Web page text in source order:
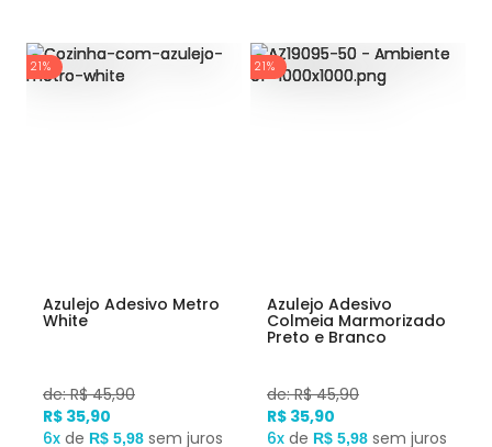
21%
Azulejo Adesivo Metro
White
de: R$ 45,90
R$ 35,90
6x de R$ 5,98 sem juros
21%
Azulejo Adesivo
Colmeia Marmorizado
Preto e Branco
de: R$ 45,90
R$ 35,90
6x de R$ 5,98 sem juros